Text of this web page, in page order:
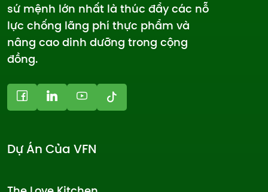
sứ mệnh lớn nhất là thúc đẩy các nỗ
lực chống lãng phí thực phẩm và
nâng cao dinh dưỡng trong cộng
đồng.
Dự Án Của VFN